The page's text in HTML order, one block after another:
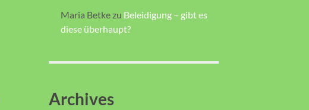
Maria Betkezu Beleidigung – gibt es
diese überhaupt?
Archives